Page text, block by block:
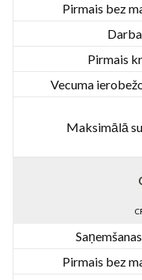
Pirmais bez
Pirmais
Vecuma
Maksimālā
Pirmais bez